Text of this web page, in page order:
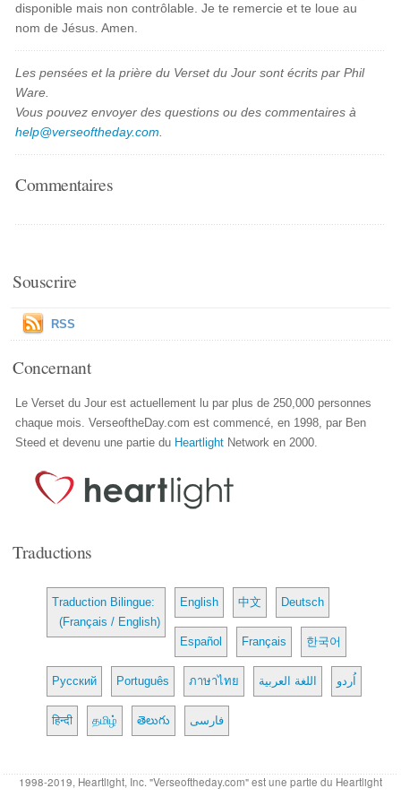
disponible mais non contrôlable. Je te remercie et te loue au
nom de Jésus. Amen.
Les pensées et la prière du Verset du Jour sont écrits par Phil
Ware.
Vous pouvez envoyer des questions ou des commentaires à
help@verseoftheday.com
Commentaires
Souscrire
RSS
Concernant
Le Verset du Jour est actuellement lu par plus de 250,000 personnes
chaque mois. VerseoftheDay.com est commencé, en 1998, par Ben
Steed et devenu une partie du Heartlight Network en 2000.
Traductions
Traduction Bilingue:
(Français / English)
English 中文 Deutsch
Español Français 한국어
Русский Português ภาษาไทย اللغة العربية اُردو
हिन्दी தமிழ் తెలుగు فارسی
1998-2019, Heartlight, Inc. "Verseoftheday.com" est une partie du Heartlight